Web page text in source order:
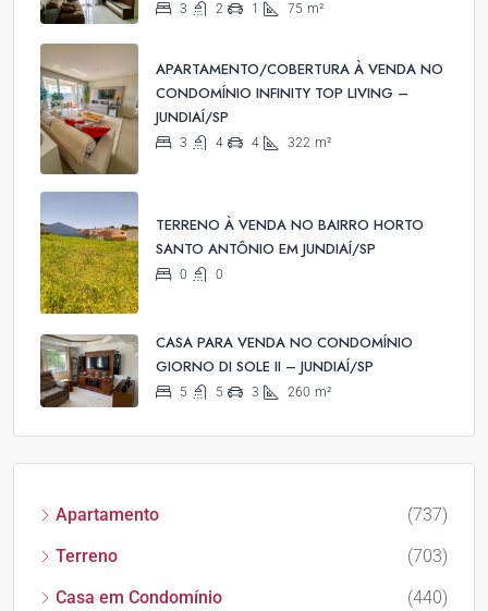
3 2 1 75 m²
APARTAMENTO/COBERTURA À VENDA NO
CONDOMÍNIO INFINITY TOP LIVING –
JUNDIAÍ/SP
3 4 4 322 m²
TERRENO À VENDA NO BAIRRO HORTO
SANTO ANTÔNIO EM JUNDIAÍ/SP
0 0
CASA PARA VENDA NO CONDOMÍNIO
GIORNO DI SOLE II – JUNDIAÍ/SP
5 5 3 260 m²
Apartamento
(737)
Terreno
(703)
Casa em Condomínio
(440)